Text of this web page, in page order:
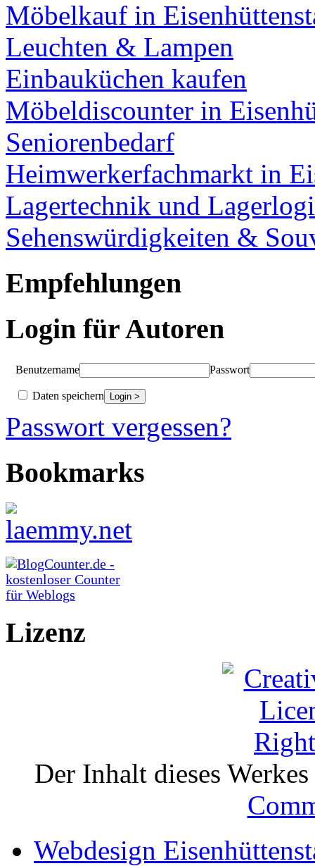
Möbelkauf in
Leuchten & Lampen
Einbauküchen kaufen
Möbeldiscounter in
Seniorenbedarf
Heimwerkerfachmarkt in
Lagertechnik und
Sehenswürdigkeiten &
Empfehlungen
Login für Autoren
Benutzername Passwort
Daten speichern
Passwort vergessen?
Bookmarks
Lizenz
Der Inhalt dieses
Webdesign